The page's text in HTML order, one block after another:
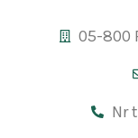
05-800
Nr